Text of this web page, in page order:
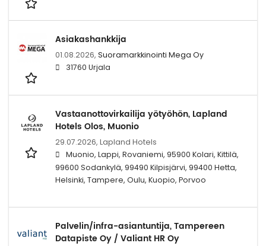
Asiakashankkija
01.08.2026, Suoramarkkinointi Mega Oy
31760 Urjala
Vastaanottovirkailija yötyöhön, Lapland
Hotels Olos, Muonio
29.07.2026, Lapland Hotels
Muonio, Lappi, Rovaniemi, 95900 Kolari, Kittilä,
99600 Sodankylä, 99490 Kilpisjärvi, 99400 Hetta,
Helsinki, Tampere, Oulu, Kuopio, Porvoo
Palvelin/infra-asiantuntija, Tampereen
Datapiste Oy / Valiant HR Oy